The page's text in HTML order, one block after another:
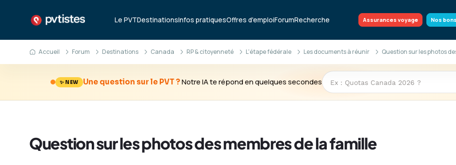
Le PVTDestinationsInfos pratiquesOffres d'emploiForumRecherche Assurances voyage Nos
Accueil Forum Destinations Canada RP & citoyenneté L'étape fédérale Les documents à réunir Question sur les photos
✨ NEW Une question sur le PVT ?Notre IA te répond en quelques secondes
Question sur les photos des membres de la famille